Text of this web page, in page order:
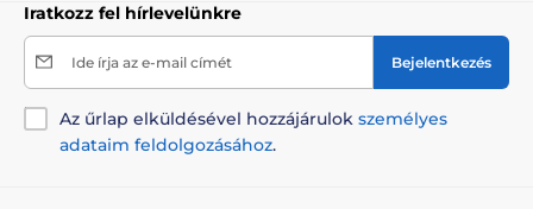
Iratkozz fel hírlevelünkre
Ide írja az e-mail címét Bejelentkezés
Az űrlap elküldésével hozzájárulok személyes
adataim feldolgozásához.